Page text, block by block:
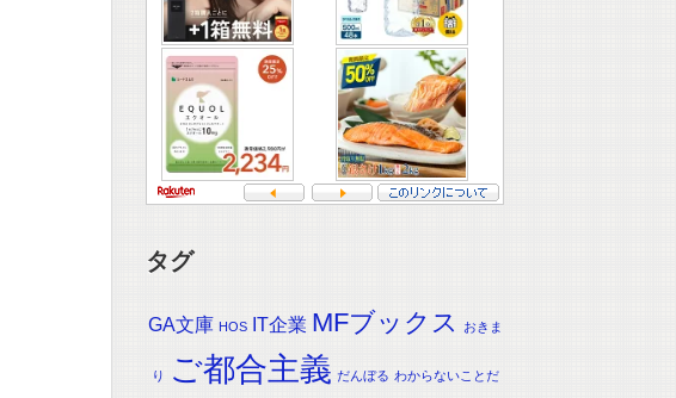
タグ
GA文庫 HOS IT企業 MFブックス おきま
り ご都合主義 だんぼる わからないことだ